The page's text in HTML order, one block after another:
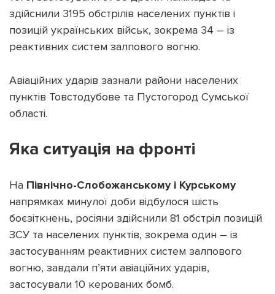
здійснили 3195 обстрілів населених пунктів і
позицій українських військ, зокрема 34 – із
реактивних систем залпового вогню.
Авіаційних ударів зазнали райони населених
пунктів Товстодубове та Пустогород Сумської
області.
Яка ситуація на фронті
На Північно-Слобожанському і Курському
напрямках минулої доби відбулося шість
боєзіткнень, росіяни здійснили 81 обстріл позицій
ЗСУ та населених пунктів, зокрема один – із
застосуванням реактивних систем залпового
вогню, завдали п’яти авіаційних ударів,
застосували 10 керованих бомб.